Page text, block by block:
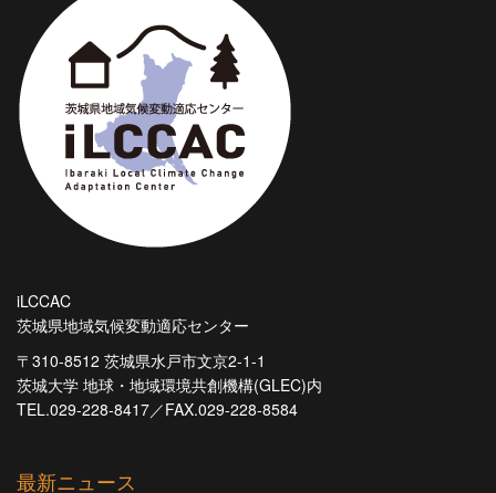
iLCCAC
茨城県地域気候変動適応センター
〒310-8512 茨城県水戸市文京2-1-1
茨城大学 地球・地域環境共創機構(GLEC)内
TEL.029-228-8417／FAX.029-228-8584
最新ニュース